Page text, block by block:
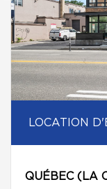
QUÉBEC (LA